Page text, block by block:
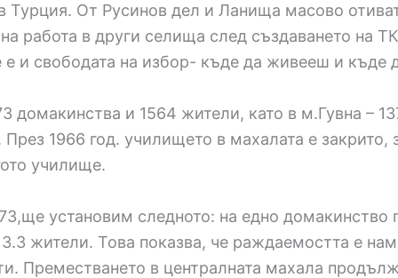
Турция. От Русинов дел и Ланища масово
работа в други селища след създаването на
и свободата на избор- къде да живееш и къде
домакинства и 1564 жители, като в м.Гувна –
1966 год. училището в махалата е закрито,
училище.
установим следното: на едно домакинство
жители. Това показва, че раждаемостта е
Преместването в централната махала